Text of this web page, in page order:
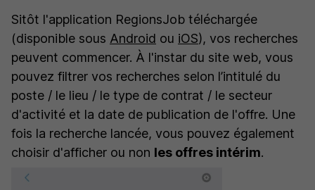
Sitôt l'application RegionsJob téléchargée
(disponible sous Android ou iOS), vos recherches
peuvent commencer. À l'instar du site web, vous
pouvez filtrer vos recherches selon l’intitulé du
poste / le lieu / le type de contrat / le secteur
d'activité et la date de publication de l'offre. Une
fois la recherche lancée, vous pouvez également
choisir d'afficher ou non les offres intérim.